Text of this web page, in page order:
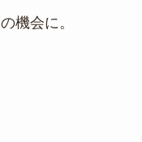
機会に。